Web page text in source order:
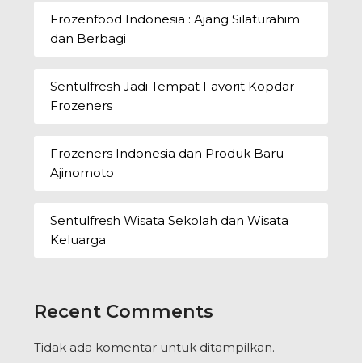
Frozenfood Indonesia : Ajang Silaturahim
dan Berbagi
Sentulfresh Jadi Tempat Favorit Kopdar
Frozeners
Frozeners Indonesia dan Produk Baru
Ajinomoto
Sentulfresh Wisata Sekolah dan Wisata
Keluarga
Recent Comments
Tidak ada komentar untuk ditampilkan.